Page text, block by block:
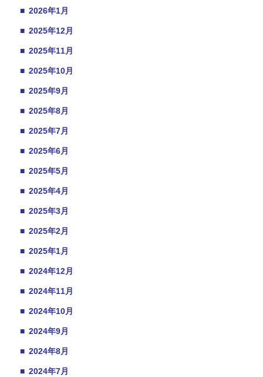
■ 2026年1月
■ 2025年12月
■ 2025年11月
■ 2025年10月
■ 2025年9月
■ 2025年8月
■ 2025年7月
■ 2025年6月
■ 2025年5月
■ 2025年4月
■ 2025年3月
■ 2025年2月
■ 2025年1月
■ 2024年12月
■ 2024年11月
■ 2024年10月
■ 2024年9月
■ 2024年8月
■ 2024年7月